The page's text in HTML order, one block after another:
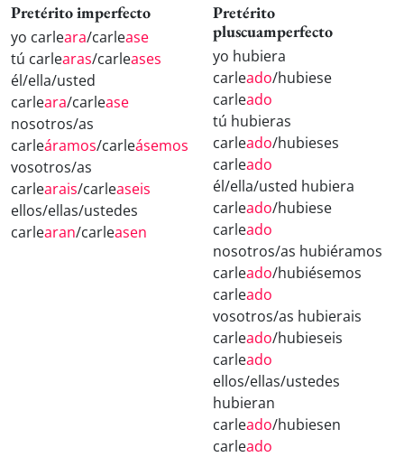
Pretérito imperfecto
yo carleara/carlease
tú carlearas/carleases
él/ella/usted
carleara/carlease
nosotros/as
carleáramos/carleásemos
vosotros/as
carlearais/carleaseis
ellos/ellas/ustedes
carlearan/carleasen
Pretérito
pluscuamperfecto
yo hubiera
carleado/hubiese
carleado
tú hubieras
carleado/hubieses
carleado
él/ella/usted hubiera
carleado/hubiese
carleado
nosotros/as hubiéramos
carleado/hubiésemos
carleado
vosotros/as hubierais
carleado/hubieseis
carleado
ellos/ellas/ustedes
hubieran
carleado/hubiesen
carleado